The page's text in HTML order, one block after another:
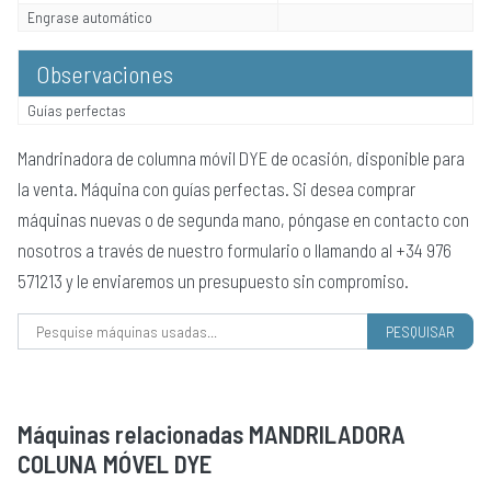
Engrase automático
Observaciones
Guías perfectas
Mandrinadora de columna móvil DYE de ocasión, disponible para
la venta. Máquina con guías perfectas. Si desea comprar
máquinas nuevas o de segunda mano, póngase en contacto con
nosotros a través de nuestro formulario o llamando al +34 976
571213 y le enviaremos un presupuesto sin compromiso.
Pesquisar por:
Máquinas relacionadas MANDRILADORA
COLUNA MÓVEL DYE